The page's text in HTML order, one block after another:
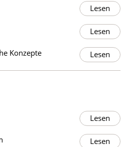
Konzepte